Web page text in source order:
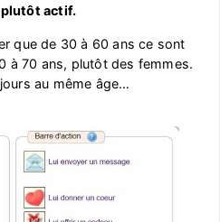
actif.
que de 30 à 60 ans ce sont
à 70 ans, plutôt des femmes.
au même âge…